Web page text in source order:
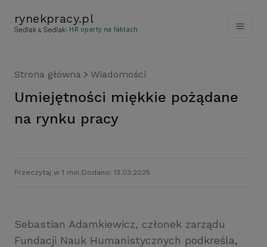
rynekpracy.pl
- HR oparty na faktach
Strona główna Wiadomości
Umiejętności miękkie pożądane
na rynku pracy
Przeczytaj w 1 min. Dodano: 13.03.2025
Sebastian Adamkiewicz, członek zarządu
Fundacji Nauk Humanistycznych podkreśla,